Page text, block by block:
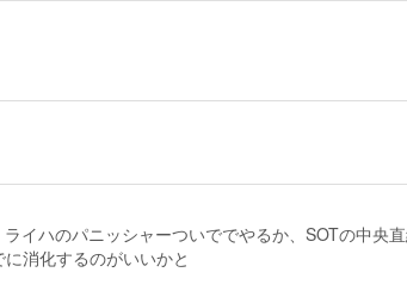
イハのパニッシャーついででやるか、SOTの中央
消化するのがいいかと